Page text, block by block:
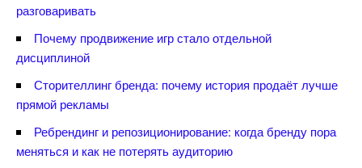
разговаривать
Почему продвижение игр стало отдельной
дисциплиной
Сторителлинг бренда: почему история продаёт лучше
прямой рекламы
Ребрендинг и репозиционирование: когда бренду пора
меняться и как не потерять аудиторию